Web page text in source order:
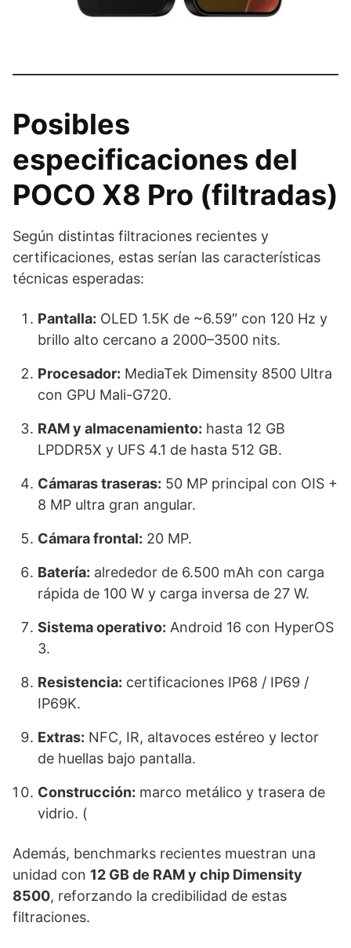
Posibles
especificaciones del
POCO X8 Pro (filtradas)
Según distintas filtraciones recientes y
certificaciones, estas serían las características
técnicas esperadas:
Pantalla: OLED 1.5K de ~6.59″ con 120 Hz y
brillo alto cercano a 2000–3500 nits.
Procesador: MediaTek Dimensity 8500 Ultra
con GPU Mali-G720.
RAM y almacenamiento: hasta 12 GB
LPDDR5X y UFS 4.1 de hasta 512 GB.
Cámaras traseras: 50 MP principal con OIS +
8 MP ultra gran angular.
Cámara frontal: 20 MP.
Batería: alrededor de 6.500 mAh con carga
rápida de 100 W y carga inversa de 27 W.
Sistema operativo: Android 16 con HyperOS
3.
Resistencia: certificaciones IP68 / IP69 /
IP69K.
Extras: NFC, IR, altavoces estéreo y lector
de huellas bajo pantalla.
Construcción: marco metálico y trasera de
vidrio. (
Además, benchmarks recientes muestran una
unidad con 12 GB de RAM y chip Dimensity
8500, reforzando la credibilidad de estas
filtraciones.